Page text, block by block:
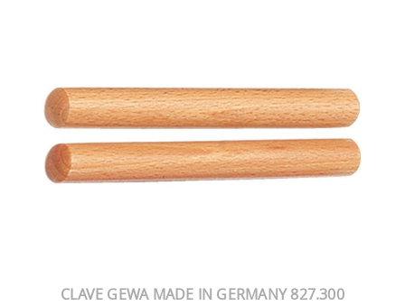
CLAVE GEWA MADE IN GERMANY 827.300